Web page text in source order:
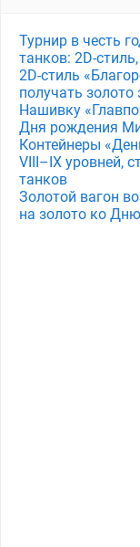
Турнир в честь
танков: 2D-
2D-стиль
получать золото
Нашивку
Дня рождения
Контейнеры
VIII–IX уровней,
танков
Золотой вагон
на золото ко